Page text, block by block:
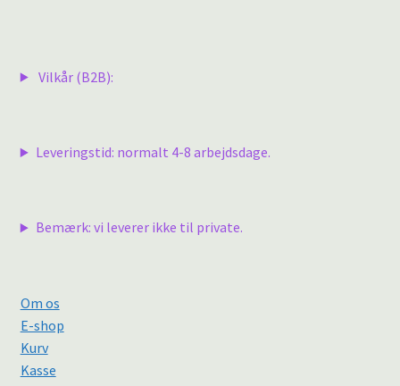
Vilkår (B2B):
Leveringstid: normalt 4-8 arbejdsdage.
Bemærk: vi leverer ikke til private.
Om os
E-shop
Kurv
Kasse